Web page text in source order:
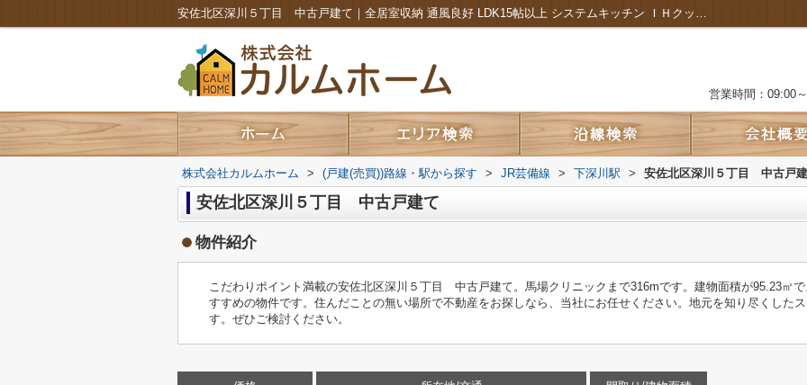
安佐北区深川５丁目 中古戸建て｜全居室収納 通風良好 LDK15帖以上 システムキッチン ＩＨクッキングヒーター｜広島市の新築中古一戸建て・マンション・不動産・土地のことなら株式会社カルムホーム
営業時間：09:00
株式会社カルムホーム > (戸建(売買))路線・駅から探す > JR芸備線 > 下深川駅 > 安佐北区深川５丁目 中古戸
安佐北区深川５丁目 中古戸建て
物件紹介
こだわりポイント満載の安佐北区深川５丁目 中古戸建て。馬場クリニックまで316mです。建物面積が95.23㎡
すすめの物件です。住んだことの無い場所で不動産をお探しなら、当社にお任せください。地元を知り尽くした
す。ぜひご検討ください。